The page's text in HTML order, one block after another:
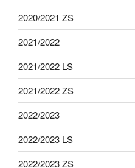
2020/2021 ZS
2021/2022
2021/2022 LS
2021/2022 ZS
2022/2023
2022/2023 LS
2022/2023 ZS